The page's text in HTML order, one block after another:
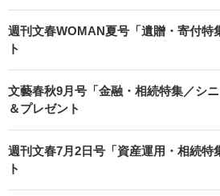
週刊文春WOMAN夏号「遺贈・寄付特
ト
文藝春秋9月号「金融・相続特集／シ
＆プレゼント
週刊文春7月2日号「資産運用・相続特
ト